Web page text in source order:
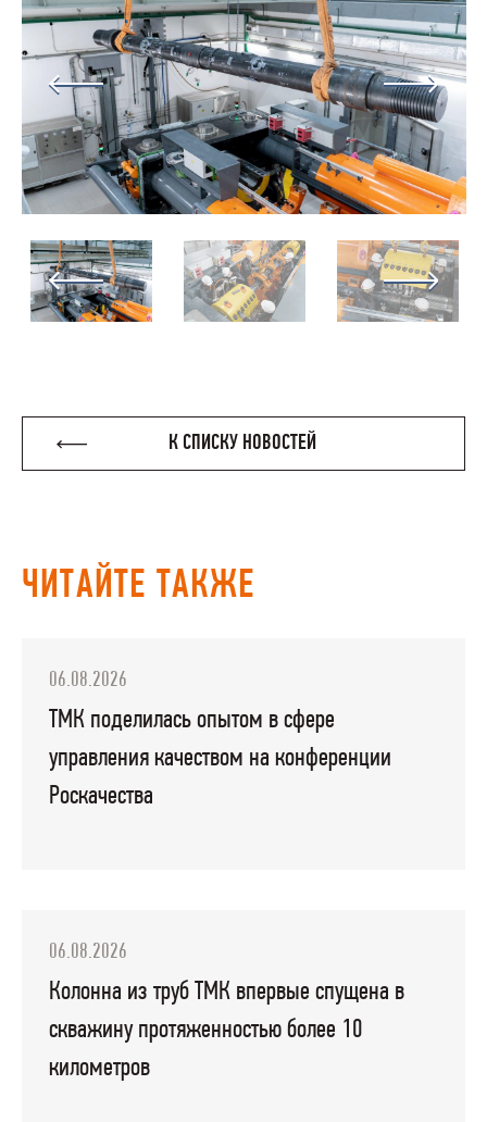
К СПИСКУ НОВОСТЕЙ
ЧИТАЙТЕ ТАКЖЕ
06.08.2026
ТМК поделилась опытом в сфере
управления качеством на конференции
Роскачества
06.08.2026
Колонна из труб ТМК впервые спущена в
скважину протяженностью более 10
километров